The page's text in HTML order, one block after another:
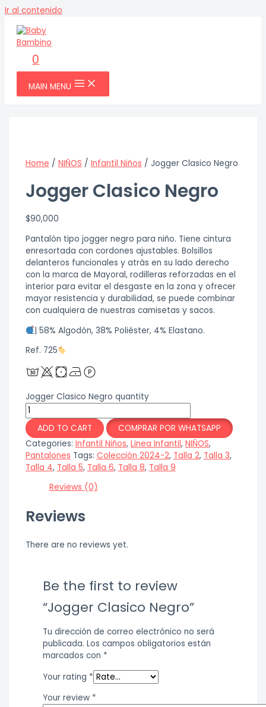
Ir al contenido
0
MAIN MENU
Home / NIÑOS / Infantil Niños / Jogger Clasico Negro
Jogger Clasico Negro
$90,000
Pantalón tipo jogger negro para niño. Tiene cintura
enresortada con cordones ajustables. Bolsillos
delanteros funcionales y atrás en su lado derecho
con la marca de Mayoral, rodilleras reforzadas en el
interior para evitar el desgaste en la zona y ofrecer
mayor resistencia y durabilidad, se puede combinar
con cualquiera de nuestras camisetas y sacos.
| 58% Algodón, 38% Poliéster, 4% Elastano.
Ref. 725
Jogger Clasico Negro quantity
ADD TO CART
COMPRAR POR WHATSAPP
Categories: Infantil Niños, Linea Infantil, NIÑOS,
Pantalones Tags: Colección 2024-2, Talla 2, Talla 3,
Talla 4, Talla 5, Talla 6, Talla 8, Talla 9
Reviews (0)
Reviews
There are no reviews yet.
Be the first to review
“Jogger Clasico Negro”
Tu dirección de correo electrónico no será
publicada. Los campos obligatorios están
marcados con *
Your rating *
Your review *